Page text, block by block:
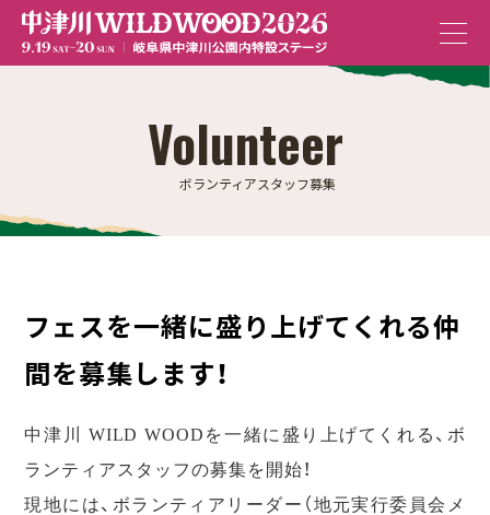
Volunteer
ボランティアスタッフ募集
フェスを一緒に盛り上げてくれる仲
間を募集します！
中津川 WILD WOODを一緒に盛り上げてくれる、ボ
ランティアスタッフの募集を開始！
現地には、ボランティアリーダー（地元実行委員会メ